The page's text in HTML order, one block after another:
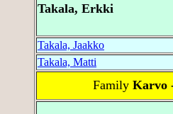
Takala, Erkki
Takala, Jaakko
Takala, Matti
Family Karvo